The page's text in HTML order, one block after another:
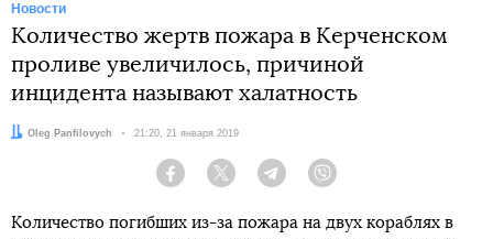
Новости
Количество жертв пожара в Керченском
проливе увеличилось, причиной
инцидента называют халатность
Автор:
Oleg Panfilovych Дата:
21:20, 21 января 2019
Facebook Twitter Telegram
Количество погибших из-за пожара на двух кораблях в